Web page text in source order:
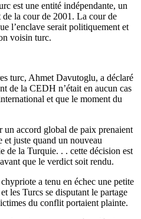
est une entité indépendante, un
la cour de 2001. La cour de
l’enclave serait politiquement et
voisin turc.
turc, Ahmet Davutoglu, a déclaré
de la CEDH n’était en aucun cas
et que le moment du
un accord global de paix prenaient
juste quand un nouveau
de la Turquie. . . cette décision est
que le verdict soit rendu.
a tenu en échec une petite
les Turcs se disputant le partage
du conflit portaient plainte.